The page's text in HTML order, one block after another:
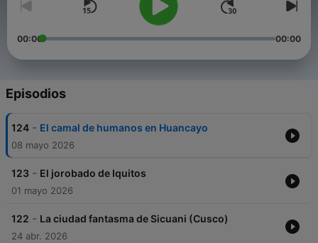
00:00 00:00
Episodios
124 - El camal de humanos en Huancayo
08 mayo 2026
123 - El jorobado de Iquitos
01 mayo 2026
122 - La ciudad fantasma de Sicuani (Cusco)
24 abr. 2026